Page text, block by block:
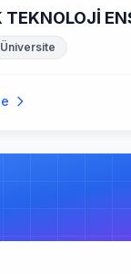
TEKNOLOJİ
Üniversite